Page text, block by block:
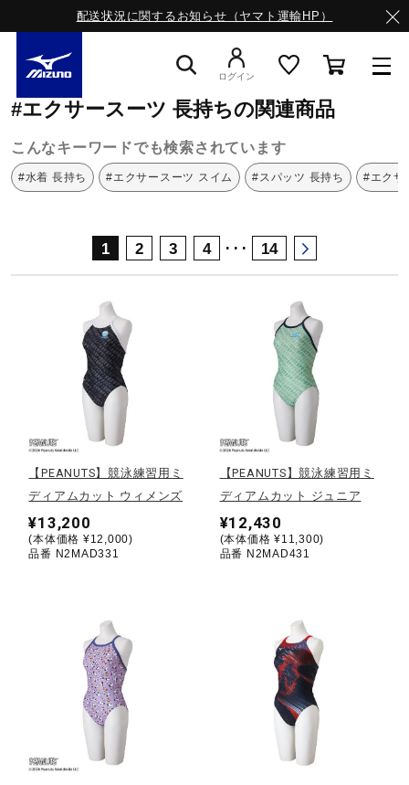
配送状況に関するお知らせ（ヤマト運輸HP）
ライフスタイルウエア
ランニング
サッカー／フットサル
トレーニング
野球
ゴルフ
バレーボール
テニス／ソフトテニス
ログイン
ミズノ公式オンライン 長持ち
#エクサースーツ 長持ちの関連商品
こんなキーワードでも検索されています
#水着 長持ち #エクサースーツ スイム #スパッツ 長持ち #エクサ
1 2 3 4 ･･･ 14
【PEANUTS】競泳練習用ミ
ディアムカット ウィメンズ
¥13,200
(本体価格 ¥12,000)
品番 N2MAD331
【PEANUTS】競泳練習用ミ
ディアムカット ジュニア
¥12,430
(本体価格 ¥11,300)
品番 N2MAD431